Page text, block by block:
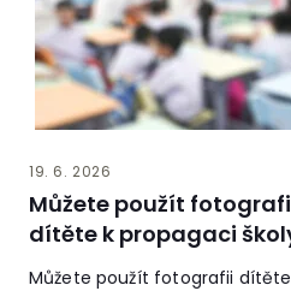
19. 6. 2026
Můžete použít
dítěte k propagaci
Můžete použít fotografii